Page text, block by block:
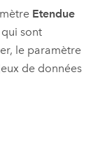
Etendue
sont
le paramètre
de données